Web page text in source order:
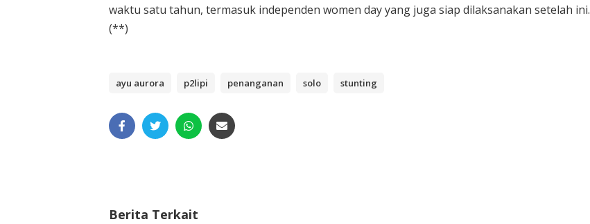
waktu satu tahun, termasuk independen women day yang juga siap dilaksanakan setelah ini.
(**)
ayu aurora p2lipi penanganan solo stunting
Berita Terkait